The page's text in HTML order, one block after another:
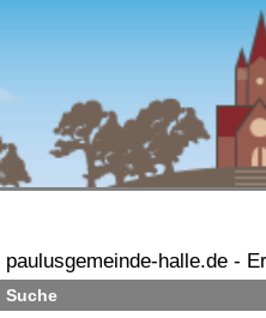
paulusgemeinde-halle.de -
Suche